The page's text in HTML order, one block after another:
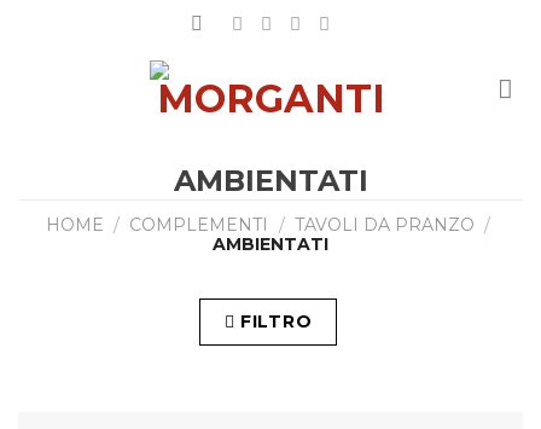
AMBIENTATI
HOME / COMPLEMENTI / TAVOLI DA PRANZO /
AMBIENTATI
FILTRO